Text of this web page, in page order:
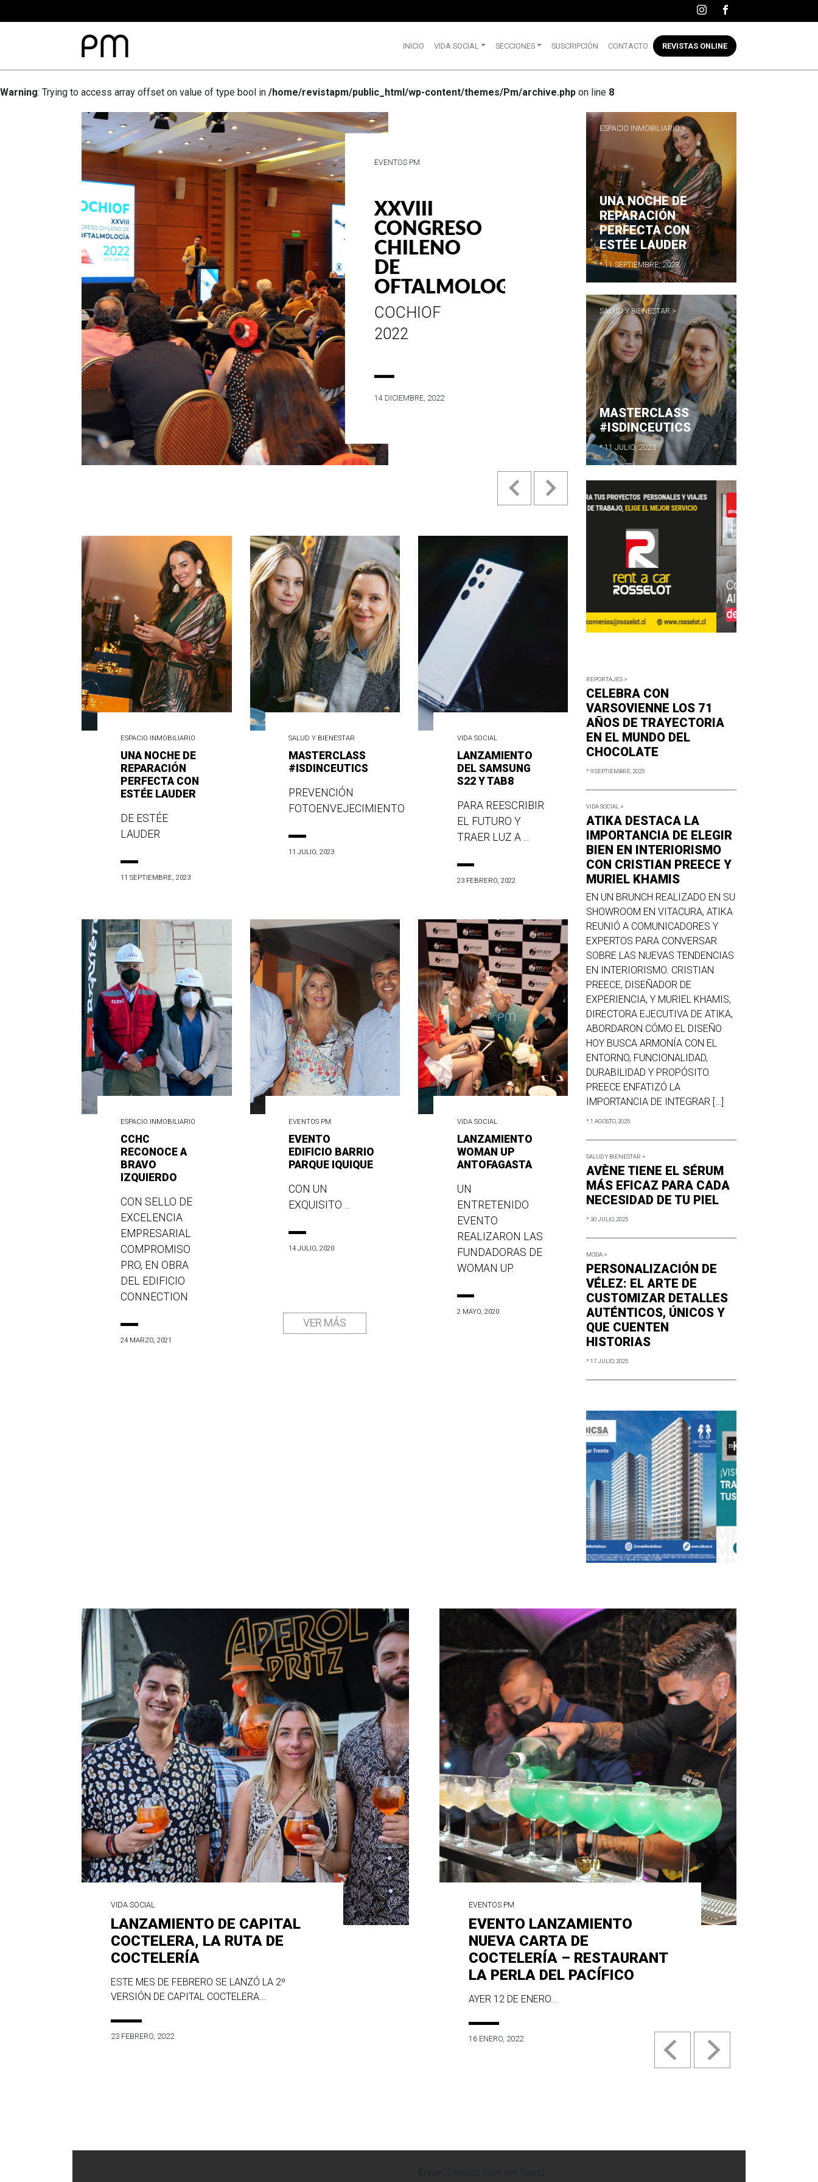
INICIO VIDA SOCIAL SECCIONES SUSCRIPCIÓN CONTACTO REVISTAS ONLINE
Warning: Trying to access array offset on value of type bool in /home/revistapm/public_html/wp-content/themes/Pm/archive.php on line 8
CELEBRA
SUS 75
ESTILO E
HISTORIA
Previous Next
ESPACIO INMOBILIARIO
UNA NOCHE DE
REPARACIÓN
PERFECTA CON
ESTÉE LAUDER
DE ESTÉE
LAUDER
11 SEPTIEMBRE, 2023
SALUD Y BIENESTAR
MASTERCLASS
#ISDINCEUTICS
PREVENCIÓN
FOTOENVEJECIMIENTO
11 JULIO, 2023
VIDA SOCIAL
LANZAMIENTO
DEL SAMSUNG
S22 Y TAB8
PARA REESCRIBIR
EL FUTURO Y
TRAER LUZ A ...
23 FEBRERO, 2022
ESPACIO INMOBILIARIO
CCHC
RECONOCE A
BRAVO
IZQUIERDO
CON SELLO DE
EXCELENCIA
EMPRESARIAL
COMPROMISO
PRO, EN OBRA
DEL EDIFICIO
CONNECTION
24 MARZO, 2021
EVENTOS PM
EVENTO
EDIFICIO BARRIO
PARQUE IQUIQUE
CON UN
EXQUISITO ...
14 JULIO, 2020
VIDA SOCIAL
LANZAMIENTO
WOMAN UP
ANTOFAGASTA
UN
ENTRETENIDO
EVENTO
REALIZARON LAS
FUNDADORAS DE
WOMAN UP.
2 MAYO, 2020
VER MÁS
ESPACIO INMOBILIARIO >
UNA NOCHE DE
REPARACIÓN
PERFECTA CON
ESTÉE LAUDER
* 11 SEPTIEMBRE, 2023
SALUD Y BIENESTAR >
MASTERCLASS
#ISDINCEUTICS
* 11 JULIO, 2023
REPORTAJES >
CELEBRA CON
VARSOVIENNE LOS 71
AÑOS DE TRAYECTORIA
EN EL MUNDO DEL
CHOCOLATE
* 9 SEPTIEMBRE, 2025
VIDA SOCIAL >
ATIKA DESTACA LA
IMPORTANCIA DE ELEGIR
BIEN EN INTERIORISMO
CON CRISTIAN PREECE Y
MURIEL KHAMIS
EN UN BRUNCH REALIZADO EN SU
SHOWROOM EN VITACURA, ATIKA
REUNIÓ A COMUNICADORES Y
EXPERTOS PARA CONVERSAR
SOBRE LAS NUEVAS TENDENCIAS
EN INTERIORISMO. CRISTIAN
PREECE, DISEÑADOR DE
EXPERIENCIA, Y MURIEL KHAMIS,
DIRECTORA EJECUTIVA DE ATIKA,
ABORDARON CÓMO EL DISEÑO
HOY BUSCA ARMONÍA CON EL
ENTORNO, FUNCIONALIDAD,
DURABILIDAD Y PROPÓSITO.
PREECE ENFATIZÓ LA
IMPORTANCIA DE INTEGRAR […]
* 1 AGOSTO, 2025
SALUD Y BIENESTAR >
AVÈNE TIENE EL SÉRUM
MÁS EFICAZ PARA CADA
NECESIDAD DE TU PIEL
* 30 JULIO, 2025
MODA >
PERSONALIZACIÓN DE
VÉLEZ: EL ARTE DE
CUSTOMIZAR DETALLES
AUTÉNTICOS, ÚNICOS Y
QUE CUENTEN
HISTORIAS
* 17 JULIO, 2025
VIDA SOCIAL
LANZAMIENTO DE CAPITAL
COCTELERA, LA RUTA DE
COCTELERÍA
ESTE MES DE FEBRERO SE LANZÓ LA 2º
VERSIÓN DE CAPITAL COCTELERA...
23 FEBRERO, 2022
EVENTOS PM
EVENTO LANZAMIENTO
NUEVA CARTA DE
COCTELERÍA – RESTAURANT
LA PERLA DEL PACÍFICO
AYER 12 DE ENERO...
16 ENERO, 2022